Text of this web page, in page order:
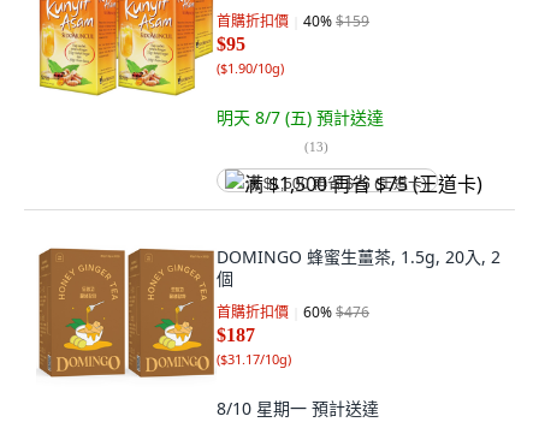
首購折扣價 40%$159
$95
($1.90/10g)
明天 8/7 (五) 預計送達
(13)
满 $1,500 再省 $75 (王道卡)
DOMINGO 蜂蜜生薑茶, 1.5g, 20入, 2
個
首購折扣價 60%$476
$187
($31.17/10g)
8/10 星期一 預計送達